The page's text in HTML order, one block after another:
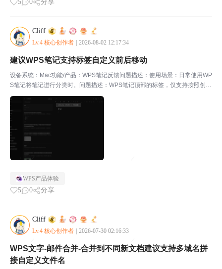
5 0 分享
Cliff
Lv.4 核心创作者 2026-08-02 12:17:34
建议WPS笔记支持标签自定义前后移动
设备系统：Mac功能/产品：WPS笔记反馈问题描述：使用场景：日常使用WP
S笔记将笔记进行分类时。问题描述：WPS笔记顶部的标签，仅支持按照创建
添加时间先后顺序排列，不支持手动前后拖动调整位置（竞品笔记软件支
持）。优化需求：希望能够自由拖拽，按住标签即可拖...
WPS产品体验
5 0 分享
Cliff
Lv.4 核心创作者 2026-07-30 02:16:33
WPS文字-邮件合并‑合并到不同新文档建议支持多域名拼
接自定义文件名